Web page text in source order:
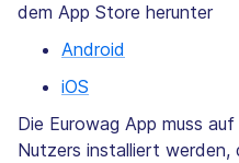
dem App Store herunter
Android
iOS
Die Eurowag App muss
Nutzers installiert werden,